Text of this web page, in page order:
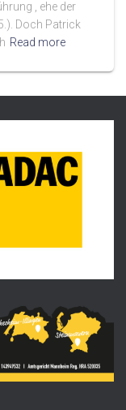
, ehe der
Doch Patrick
Read more